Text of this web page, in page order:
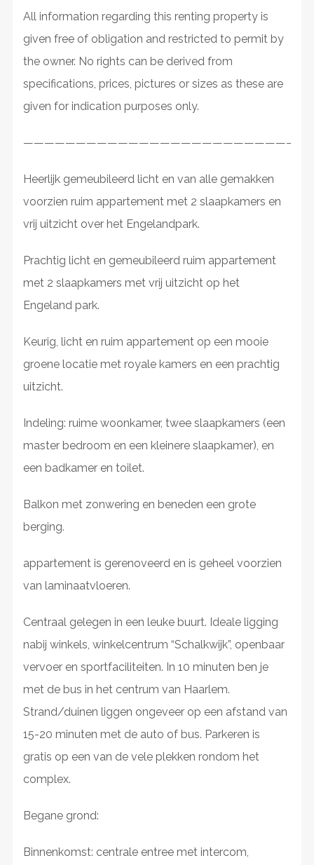
All information regarding this renting property is
given free of obligation and restricted to permit by
the owner. No rights can be derived from
specifications, prices, pictures or sizes as these are
given for indication purposes only.
Heerlijk gemeubileerd licht en van alle gemakken
voorzien ruim appartement met 2 slaapkamers en
vrij uitzicht over het Engelandpark.
Prachtig licht en gemeubileerd ruim appartement
met 2 slaapkamers met vrij uitzicht op het
Engeland park.
Keurig, licht en ruim appartement op een mooie
groene locatie met royale kamers en een prachtig
uitzicht.
Indeling: ruime woonkamer, twee slaapkamers (een
master bedroom en een kleinere slaapkamer), en
een badkamer en toilet.
Balkon met zonwering en beneden een grote
berging.
appartement is gerenoveerd en is geheel voorzien
van laminaatvloeren.
Centraal gelegen in een leuke buurt. Ideale ligging
nabij winkels, winkelcentrum “Schalkwijk”, openbaar
vervoer en sportfaciliteiten. In 10 minuten ben je
met de bus in het centrum van Haarlem.
Strand/duinen liggen ongeveer op een afstand van
15-20 minuten met de auto of bus. Parkeren is
gratis op een van de vele plekken rondom het
complex.
Begane grond:
Binnenkomst: centrale entree met intercom,